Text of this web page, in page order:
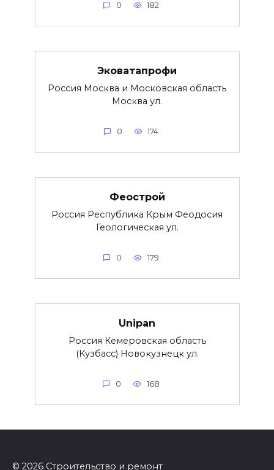
0 182
Эковатапрофи
Россия Москва и Московская область
Москва ул.
0 174
Феострой
Россия Республика Крым Феодосия
Геологическая ул.
0 179
Unipan
Россия Кемеровская область
(Кузбасс) Новокузнецк ул.
0 168
© 2026 Строительство и ремонт